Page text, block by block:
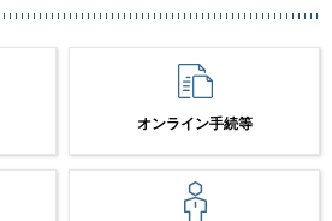
オンライン手続等